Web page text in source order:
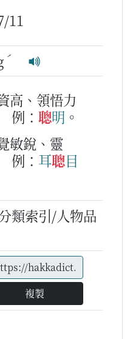
11
ˊ
高、領悟力
例： 聰明 。
敏銳、靈
例： 耳聰目
類索引/人物品
複製